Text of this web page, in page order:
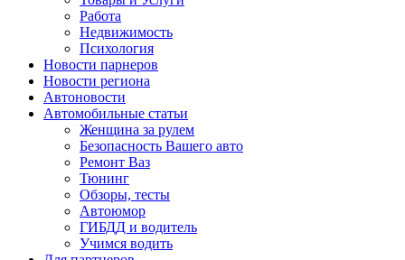
Работа
Недвижимость
Психология
Новости парнеров
Новости региона
Автоновости
Автомобильные статьи
Женщина за рулем
Безопасность Вашего авто
Ремонт Ваз
Тюнинг
Обзоры, тесты
Автоюмор
ГИБДД и водитель
Учимся водить